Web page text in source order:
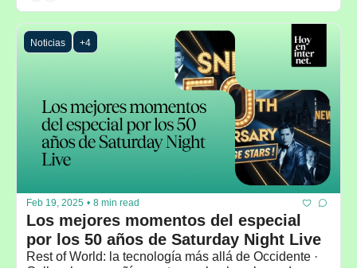
Noticias +4
Feb 19, 2025 • 8 min read
Los mejores momentos del especial
por los 50 años de Saturday Night Live
Rest of World: la tecnología más allá de Occidente ·